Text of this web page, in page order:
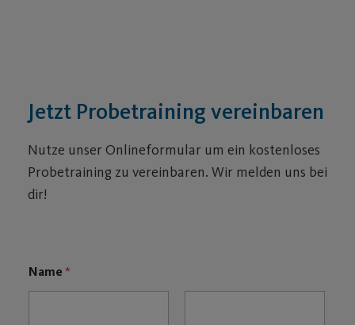
Jetzt Probetraining vereinbaren
Nutze unser Onlineformular um ein kostenloses
Probetraining zu vereinbaren. Wir melden uns bei
dir!
Name *